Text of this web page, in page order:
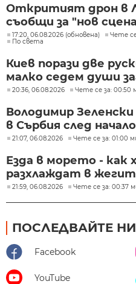
Откритият дрон в
съобщи за "нов
17:20, 06.08.2026 (обновена)
Чете
По света
Киев порази две
малко седем души
20:36, 06.08.2026 Чете се за: 00:50
Володимир
в Сърбия след
21:07, 06.08.2026 Чете се за: 01:00
Езда в морето - как
разхлаждат в
21:59, 06.08.2026 Чете се за: 00:37
ПОСЛЕДВАЙТЕ
Facebook
YouTube